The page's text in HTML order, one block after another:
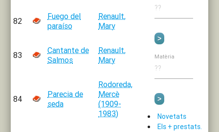
82
Fuego del
paraíso
Renault,
Mary
83
Cantante de
Salmos
Renault,
Mary
84
Parecia de
seda
Rodoreda,
Mercè
(1909-
1983)
Matèria
Novetats
Els + prestats.